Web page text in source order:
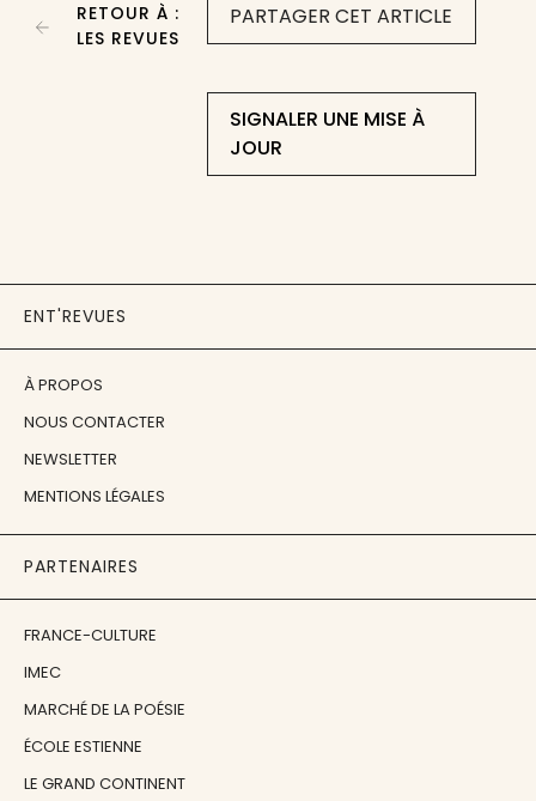
PARTAGER CET ARTICLE
SIGNALER UNE MISE À
JOUR
RETOUR À :
LES REVUES
ENT'REVUES
À PROPOS
NOUS CONTACTER
NEWSLETTER
MENTIONS LÉGALES
PARTENAIRES
FRANCE-CULTURE
IMEC
MARCHÉ DE LA POÉSIE
ÉCOLE ESTIENNE
LE GRAND CONTINENT